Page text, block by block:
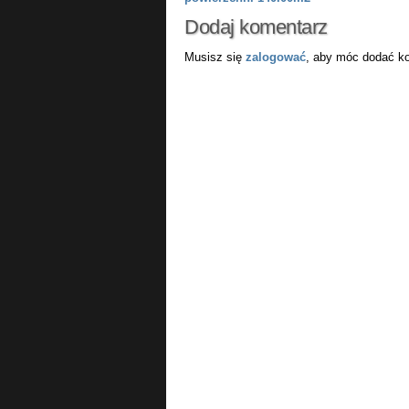
Dodaj komentarz
Musisz się zalogować, aby móc dodać